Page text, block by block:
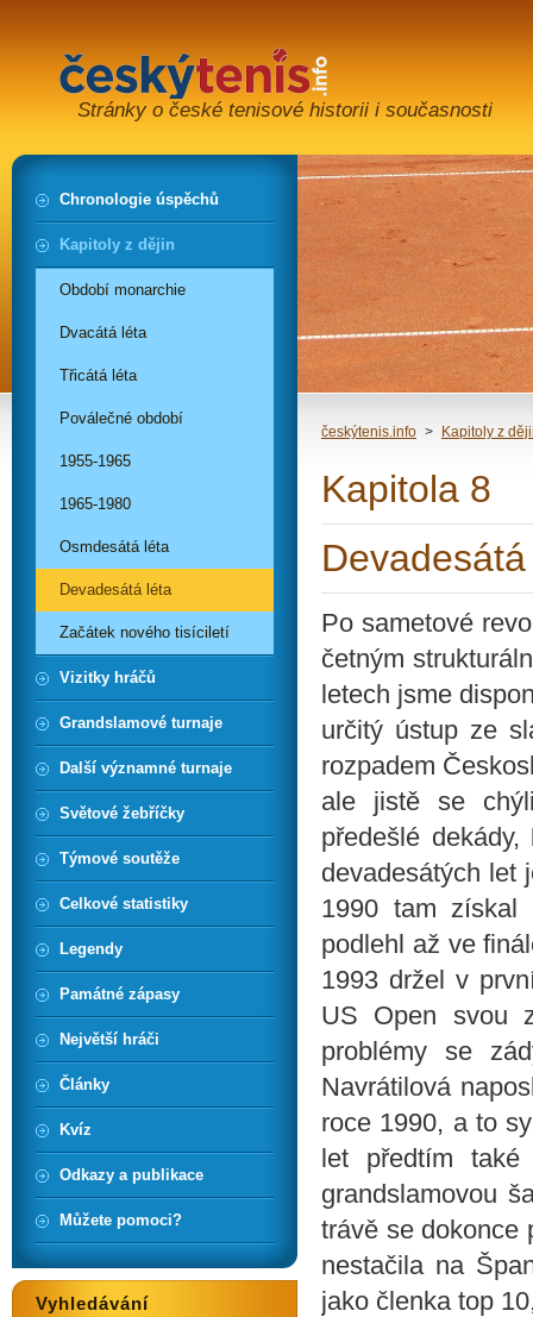
Stránky o české tenisové historii i současnosti
českýtenis.info > Kapitoly z
Kapitola 8
Po sametové
četným
letech jsme
určitý ústup ze
rozpadem
ale jistě se
předešlé dekády,
devadesátých let
1990 tam získal
podlehl až ve
1993 držel v
US Open svou
problémy se
Navrátilová
roce 1990, a to
let předtím také
grandslamovou
trávě se dokonce
nestačila na
jako členka top
Chronologie úspěchů
Kapitoly z dějin
Období monarchie
Dvacátá léta
Třicátá léta
Poválečné období
1955-1965
1965-1980
Osmdesátá léta
Devadesátá léta
Začátek nového tisíciletí
Vizitky hráčů
Grandslamové turnaje
Další významné turnaje
Světové žebříčky
Týmové soutěže
Celkové statistiky
Legendy
Památné zápasy
Největší hráči
Články
Kvíz
Odkazy a publikace
Můžete pomoci?
Vyhledávání